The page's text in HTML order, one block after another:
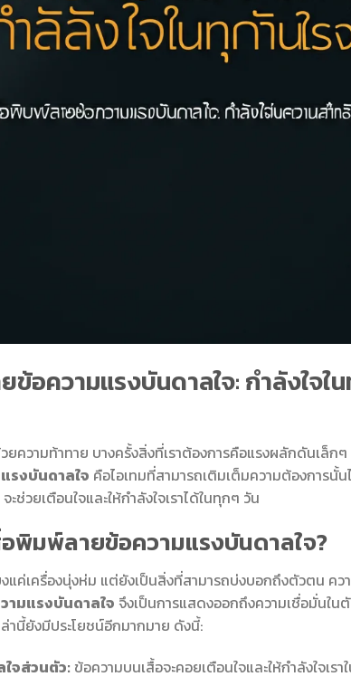
ข้อความแรงบันดาลใจ: กำลังใจใ
ยความท้าทาย บางครั้งสิ่งที่เราต้องการคือแรงผลักดันเล็ก
รงบันดาลใจ คือไอเทมที่สามารถเติมเต็มความต้องการ
ช่วยเตือนใจและให้กำลังใจเราได้ในทุกๆ วัน
พิมพ์ลายข้อความแรงบันดาลใจ?
งแค่เครื่องนุ่งห่ม แต่ยังเป็นสิ่งที่สามารถบ่งบอกถึงตัวตน คว
มแรงบันดาลใจ จึงเป็นการแสดงออกถึงความเชื่อมั่นใน
านี้ยังมีประโยชน์อีกมากมาย ดังนี้:
จส่วนตัว: ข้อความบนเสื้อจะคอยเตือนใจและให้กำลังใจเร